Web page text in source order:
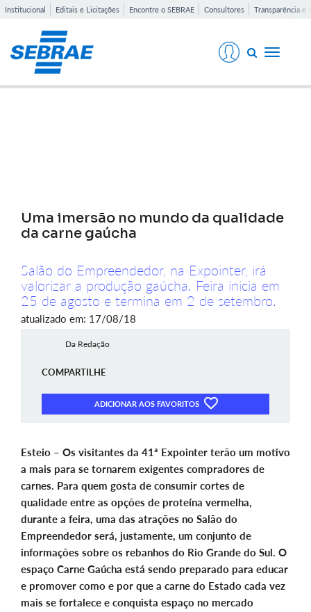
Institucional Editais e Licitações Encontre o SEBRAE Consultores Transparência e
Toggle
Uma imersão no mundo da qualidade
da carne gaúcha
Salão do Empreendedor, na Expointer, irá
valorizar a produção gaúcha. Feira inicia em
25 de agosto e termina em 2 de setembro.
atualizado em: 17/08/18
Da Redação
COMPARTILHE
ADICIONAR AOS FAVORITOS
Esteio – Os visitantes da 41ª Expointer terão um motivo
a mais para se tornarem exigentes compradores de
carnes. Para quem gosta de consumir cortes de
qualidade entre as opções de proteína vermelha,
durante a feira, uma das atrações no Salão do
Empreendedor será, justamente, um conjunto de
informações sobre os rebanhos do Rio Grande do Sul. O
espaço Carne Gaúcha está sendo preparado para educar
e promover como e por que a carne do Estado cada vez
mais se fortalece e conquista espaço no mercado